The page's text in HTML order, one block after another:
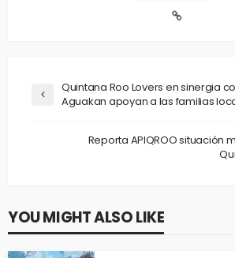
Quintana Roo Lovers en sinergia
Aguakan apoyan a las familias
Reporta APIQROO situación
YOU MIGHT ALSO LIKE